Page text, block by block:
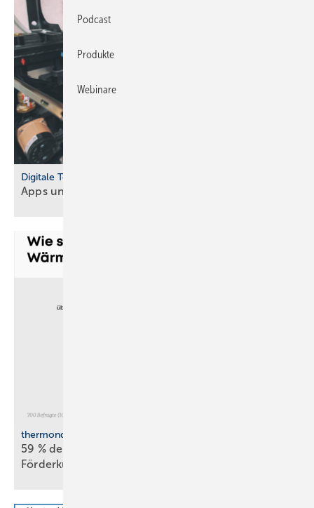
Digitale Tools
Apps und Soft­ware für Hand­werker und
thermondo Wärmepumpen-Monitor
59 % der Haus­be­sit­zer stellen sich gegen
För­der­kür­zungen
Podcast
Produkte
Webinare